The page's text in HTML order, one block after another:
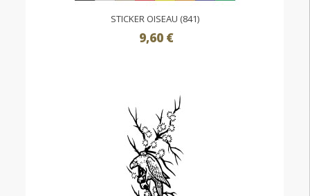
STICKER OISEAU (841)
9,60 €